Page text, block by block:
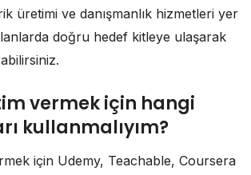
üretimi ve danışmanlık hizmetleri yer
doğru hedef kitleye ulaşarak
vermek için hangi
kullanmalıyım?
için Udemy, Teachable, Coursera